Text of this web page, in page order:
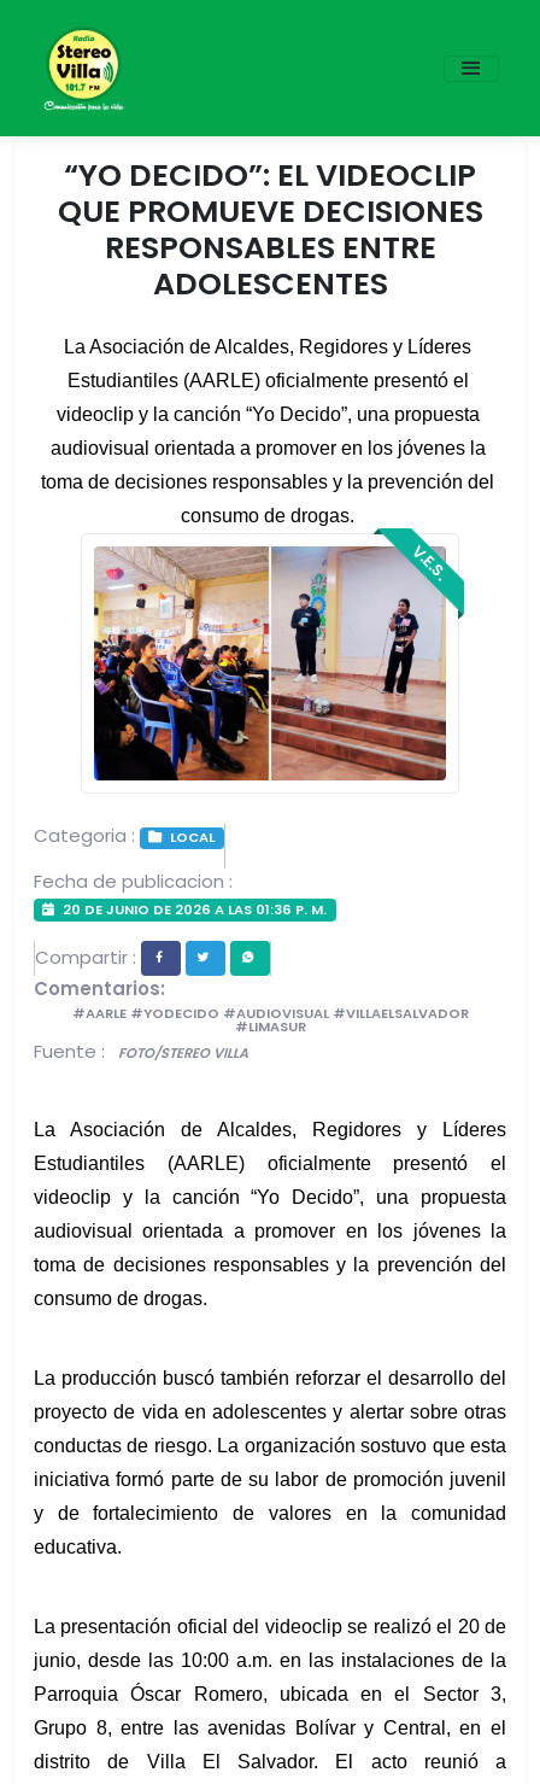
“YO DECIDO”: EL VIDEOCLIP
QUE PROMUEVE DECISIONES
RESPONSABLES ENTRE
ADOLESCENTES
La Asociación de Alcaldes, Regidores y Líderes
Estudiantiles (AARLE) oficialmente presentó el
videoclip y la canción “Yo Decido”, una propuesta
audiovisual orientada a promover en los jóvenes la
toma de decisiones responsables y la prevención del
consumo de drogas.
V.E.S.
Categoria : LOCAL
Fecha de publicacion :
20 DE JUNIO DE 2026 A LAS 01:36 P. M.
Compartir :
Comentarios:
#AARLE #YODECIDO #AUDIOVISUAL #VILLAELSALVADOR
#LIMASUR
Fuente : FOTO/STEREO VILLA
La Asociación de Alcaldes, Regidores y Líderes
Estudiantiles (AARLE) oficialmente presentó el
videoclip y la canción “Yo Decido”, una propuesta
audiovisual orientada a promover en los jóvenes la
toma de decisiones responsables y la prevención del
consumo de drogas.
La producción buscó también reforzar el desarrollo del
proyecto de vida en adolescentes y alertar sobre otras
conductas de riesgo. La organización sostuvo que esta
iniciativa formó parte de su labor de promoción juvenil
y de fortalecimiento de valores en la comunidad
educativa.
La presentación oficial del videoclip se realizó el 20 de
junio, desde las 10:00 a.m. en las instalaciones de la
Parroquia Óscar Romero, ubicada en el Sector 3,
Grupo 8, entre las avenidas Bolívar y Central, en el
distrito de Villa El Salvador. El acto reunió a